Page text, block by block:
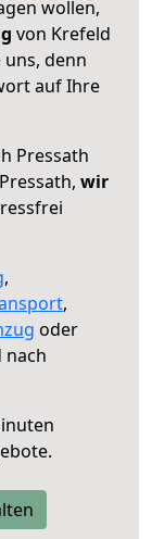
wollen,
von Krefeld
uns, denn
auf Ihre
Pressath
wir
,
,
oder
nach